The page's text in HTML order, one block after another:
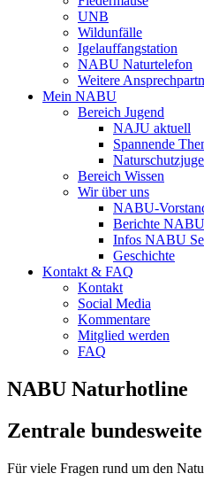
UNB
Wildunfälle
Igelauffangstation
NABU Naturtelefon
Weitere
Mein NABU
Bereich Jugend
NAJU aktuell
Spannende
Bereich Wissen
Wir über uns
NABU-
Berichte
Infos NABU
Geschichte
Kontakt & FAQ
Kontakt
Social Media
Kommentare
Mitglied werden
FAQ
NABU Naturhotline
Zentrale
Für viele Fragen rund um den